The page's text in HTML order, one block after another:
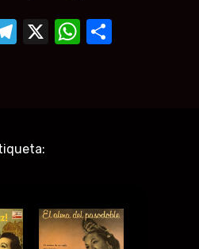
Telegram
X